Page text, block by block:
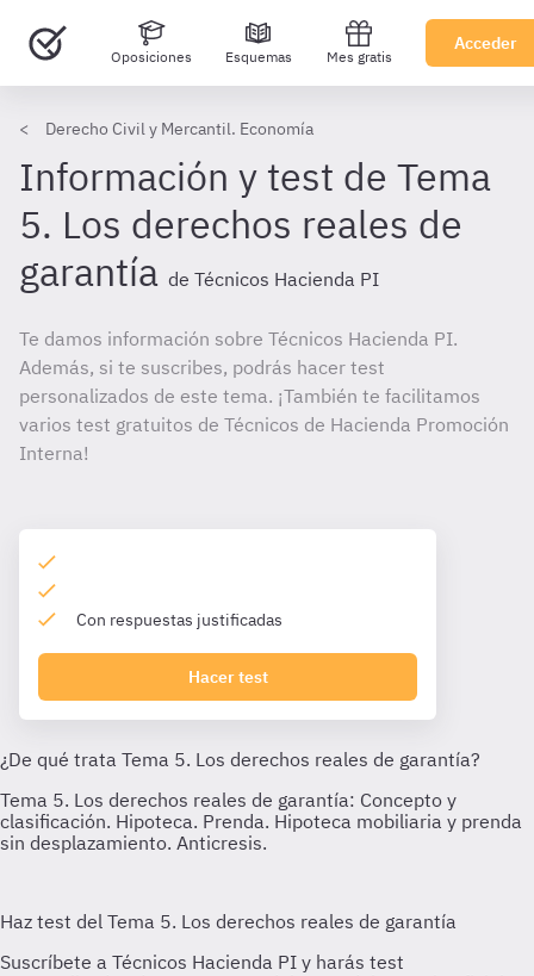
Oposiciones Esquemas Mes gratis
Acceder
Derecho Civil y Mercantil. Economía
Información y test de Tema
5. Los derechos reales de
garantía de Técnicos Hacienda PI
Te damos información sobre Técnicos Hacienda PI.
Además, si te suscribes, podrás hacer test
personalizados de este tema. ¡También te facilitamos
varios test gratuitos de Técnicos de Hacienda Promoción
Interna!
Con respuestas justificadas
Hacer test